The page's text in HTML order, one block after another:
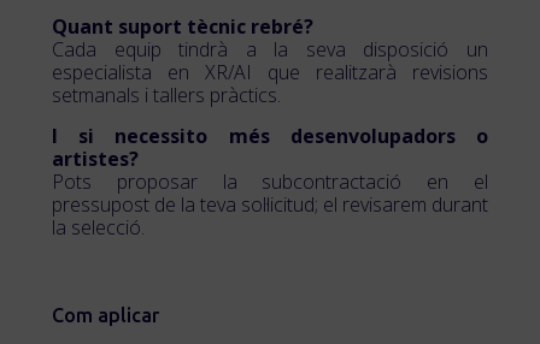
Quant suport tècnic rebré?
Cada equip tindrà a la seva disposició un
especialista en XR/AI que realitzarà revisions
setmanals i tallers pràctics.
I si necessito més desenvolupadors o
artistes?
Pots proposar la subcontractació en el
pressupost de la teva sol·licitud; el revisarem durant
la selecció.
Com aplicar